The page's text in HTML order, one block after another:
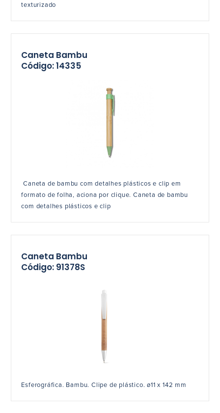
texturizado
Caneta Bambu
Código: 14335
Caneta de bambu com detalhes plásticos e clip em
formato de folha, aciona por clique. Caneta de bambu
com detalhes plásticos e clip
Caneta Bambu
Código: 91378S
Esferográfica. Bambu. Clipe de plástico. ø11 x 142 mm